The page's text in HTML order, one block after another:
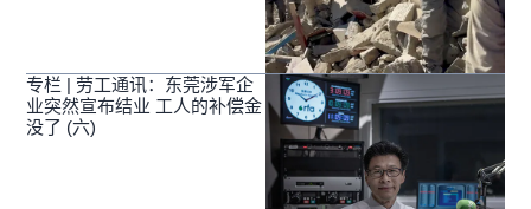
专栏 | 劳工通讯：东莞涉军企
业突然宣布结业 工人的补偿金
没了 (六)